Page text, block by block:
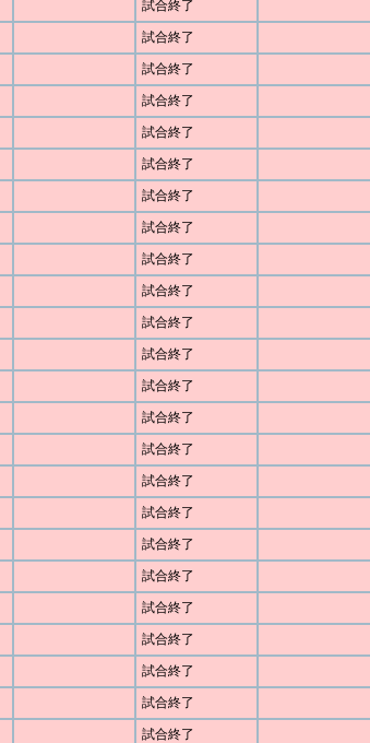
試合終了
試合終了
試合終了
試合終了
試合終了
試合終了
試合終了
試合終了
試合終了
試合終了
試合終了
試合終了
試合終了
試合終了
試合終了
試合終了
試合終了
試合終了
試合終了
試合終了
試合終了
試合終了
試合終了
試合終了